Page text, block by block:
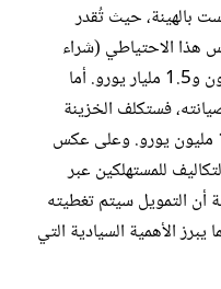
بالهينة، حيث تُقدر
هذا الاحتياطي (شراء
الغاز وتجهيز السعة) ما بين 500 مليون و1.5 مليار يورو. أما
فستكلف الخزينة
العامة مبالغ سنوية قد تصل إلى 165 مليون يورو. وعلى عكس
للمستهلكين عبر
أن التمويل سيتم تغطيته
يبرز الأهمية السيادية التي